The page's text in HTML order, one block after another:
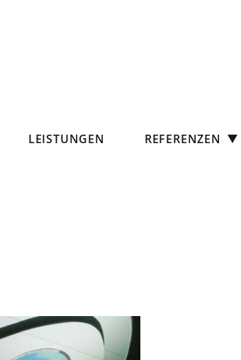
LEISTUNGEN REFERENZEN